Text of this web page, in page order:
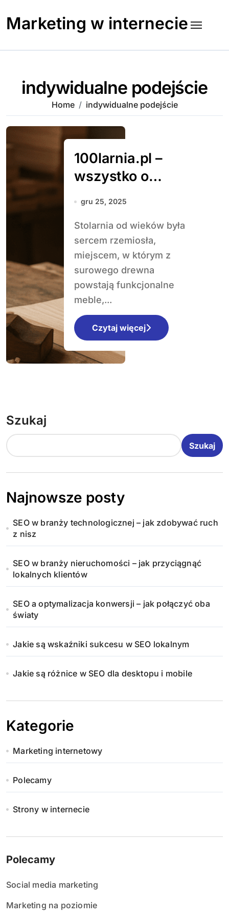
content
Marketing w internecie
indywidualne podejście
Home indywidualne podejście
100larnia.pl –
wszystko o
stolarni
gru 25, 2025
Stolarnia od wieków była
sercem rzemiosła,
miejscem, w którym z
surowego drewna
powstają funkcjonalne
meble,...
Czytaj więcej
Szukaj
Szukaj
Najnowsze posty
SEO w branży technologicznej – jak zdobywać ruch
z nisz
SEO w branży nieruchomości – jak przyciągnąć
lokalnych klientów
SEO a optymalizacja konwersji – jak połączyć oba
światy
Jakie są wskaźniki sukcesu w SEO lokalnym
Jakie są różnice w SEO dla desktopu i mobile
Kategorie
Marketing internetowy
Polecamy
Strony w internecie
Polecamy
Social media marketing
Marketing na poziomie